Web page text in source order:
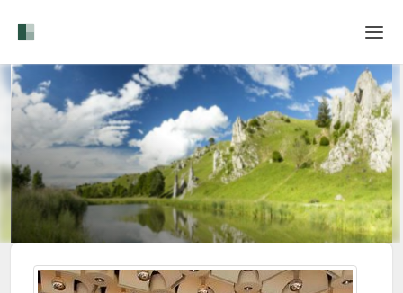
Login
Sprache
Hilfe & Info